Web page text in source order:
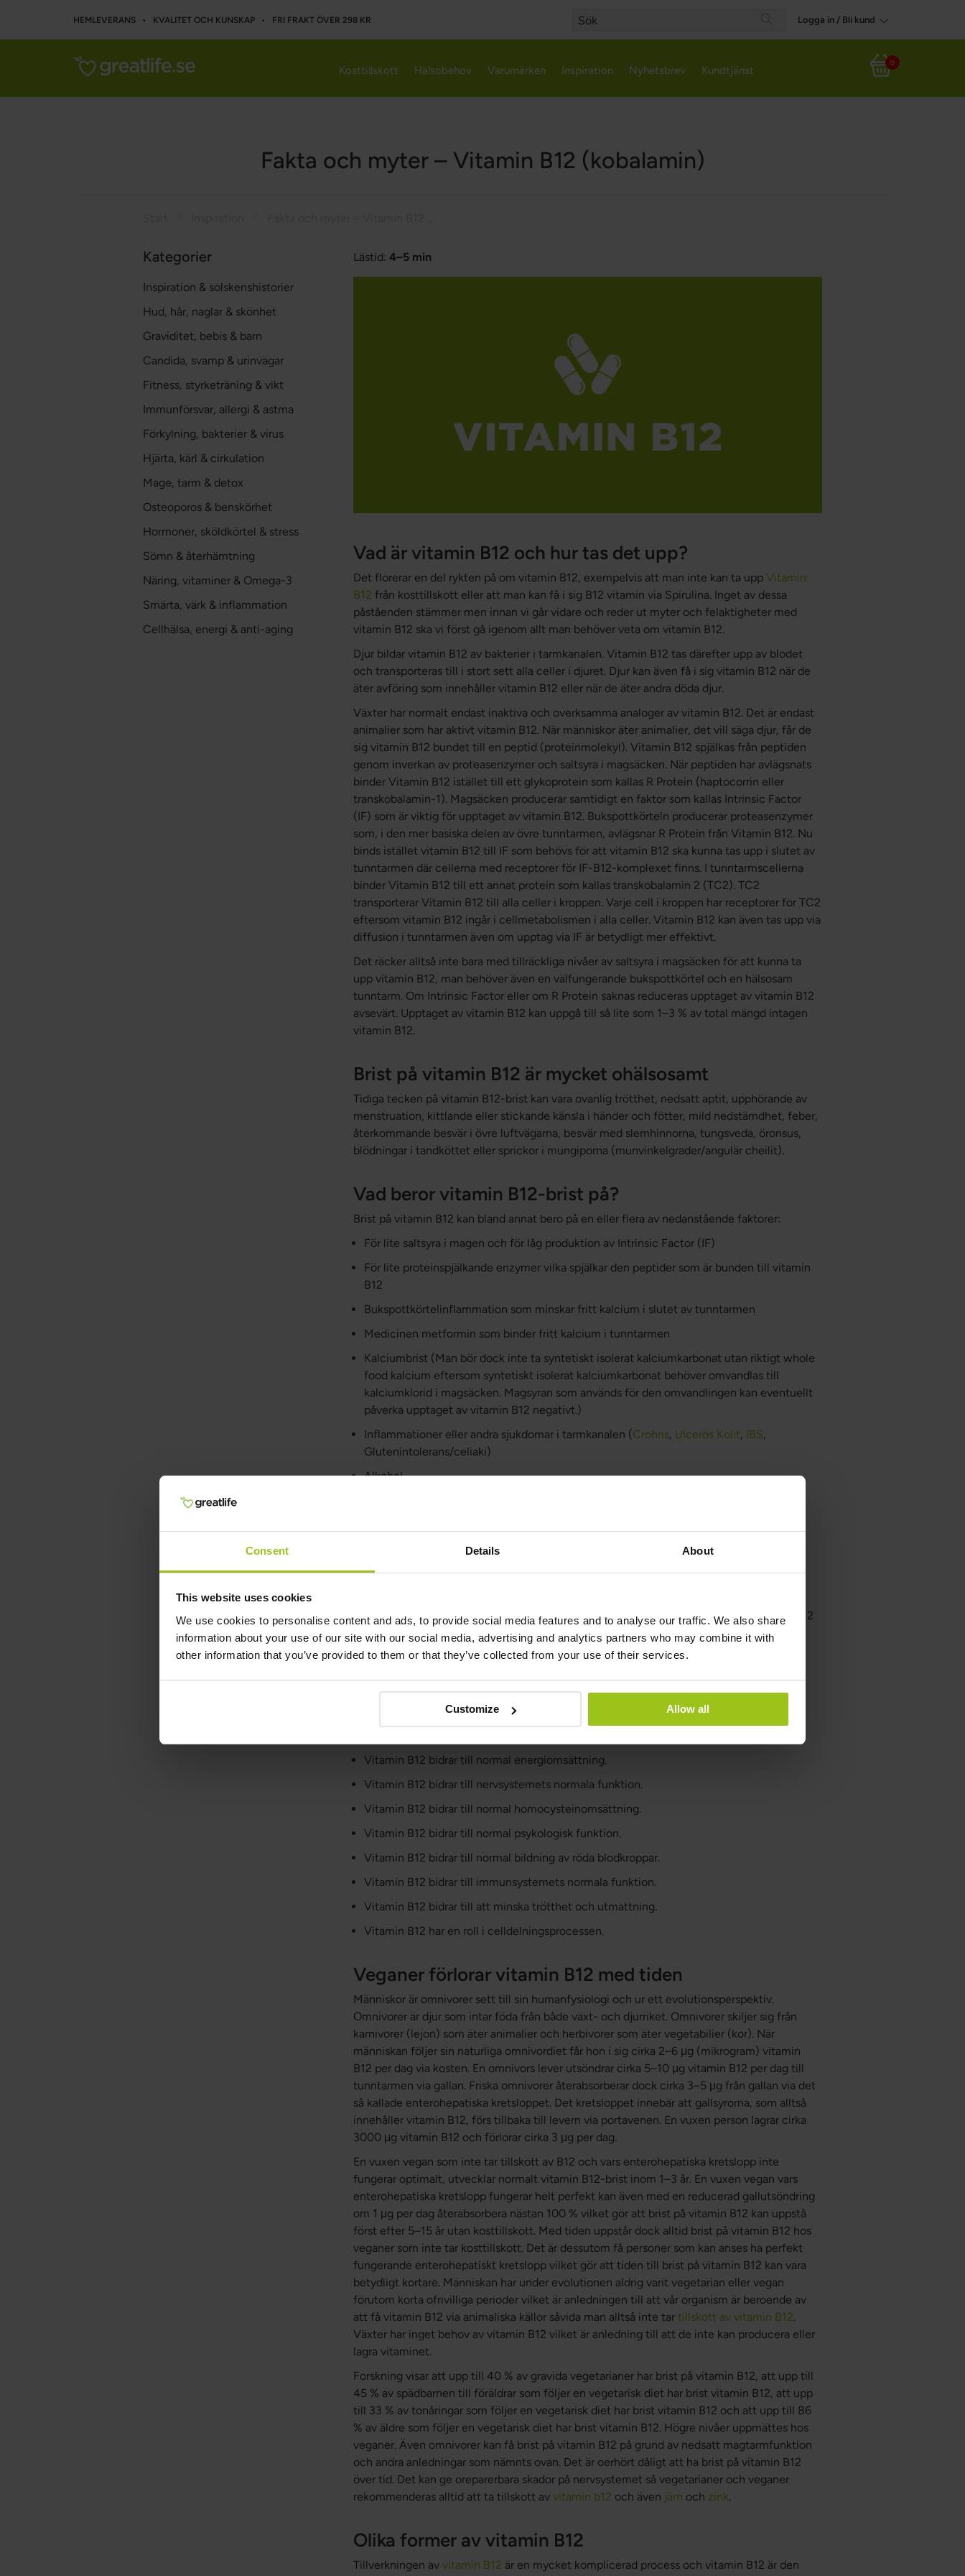
Consent Details About
This website uses cookies
We use cookies to personalise content and ads, to provide social media features and to analyse our traffic. We also share
information about your use of our site with our social media, advertising and analytics partners who may combine it with
other information that you’ve provided to them or that they’ve collected from your use of their services.
Customize Allow all
HEMLEVERANS • KVALITET OCH KUNSKAP • FRI FRAKT ÖVER 298 KR
Search
Logga in / Bli kund
Varukorg
0
Kosttillskott Hälsobehov Varumärken Inspiration Nyhetsbrev Kundtjänst
Fakta och myter – Vitamin B12 (kobalamin)
Lästid:4–5 min
Vad är vitamin B12 och hur tas det upp?
Det florerar en del rykten på om vitamin B12, exempelvis att man inte kan ta uppVitamin
B12 från kosttillskott eller att man kan få i sig B12 vitamin via Spirulina. Inget av dessa
påståenden stämmer men innan vi går vidare och reder ut myter och felaktigheter med
vitamin B12 ska vi först gå igenom allt man behöver veta om vitamin B12.
Djur bildar vitamin B12 av bakterier i tarmkanalen. Vitamin B12 tas därefter upp av blodet
och transporteras till i stort sett alla celler i djuret. Djur kan även få i sig vitamin B12 när de
äter avföring som innehåller vitamin B12 eller när de äter andra döda djur.
Växter har normalt endast inaktiva och overksamma analoger av vitamin B12. Det är endast
animalier som har aktivt vitamin B12. När människor äter animalier, det vill säga djur, får de
sig vitamin B12 bundet till en peptid (proteinmolekyl). Vitamin B12 spjälkas från peptiden
genom inverkan av proteasenzymer och saltsyra i magsäcken. När peptiden har avlägsnats
binder Vitamin B12 istället till ett glykoprotein som kallas R Protein (haptocorrin eller
transkobalamin-1). Magsäcken producerar samtidigt en faktor som kallas Intrinsic Factor
(IF) som är viktig för upptaget av vitamin B12. Bukspottkörteln producerar proteasenzymer
som, i den mer basiska delen av övre tunntarmen, avlägsnar R Protein från Vitamin B12. Nu
binds istället vitamin B12 till IF som behövs för att vitamin B12 ska kunna tas upp i slutet av
tunntarmen där cellerna med receptorer för IF-B12-komplexet finns. I tunntarmscellerna
binder Vitamin B12 till ett annat protein som kallas transkobalamin 2 (TC2). TC2
transporterar Vitamin B12 till alla celler i kroppen. Varje cell i kroppen har receptorer för TC2
eftersom vitamin B12 ingår i cellmetabolismen i alla celler. Vitamin B12 kan även tas upp via
diffusion i tunntarmen även om upptag via IF är betydligt mer effektivt.
Det räcker alltså inte bara med tillräckliga nivåer av saltsyra i magsäcken för att kunna ta
upp vitamin B12, man behöver även en välfungerande bukspottkörtel och en hälsosam
tunntarm. Om Intrinsic Factor eller om R Protein saknas reduceras upptaget av vitamin B12
avsevärt. Upptaget av vitamin B12 kan uppgå till så lite som 1–3 % av total mängd intagen
vitamin B12.
Brist på vitamin B12 är mycket ohälsosamt
Tidiga tecken på vitamin B12-brist kan vara ovanlig trötthet, nedsatt aptit, upphörande av
menstruation, kittlande eller stickande känsla i händer och fötter, mild nedstämdhet, feber,
återkommande besvär i övre luftvägarna, besvär med slemhinnorna, tungsveda, öronsus,
blödningar i tandköttet eller sprickor i mungiporna (munvinkelgrader/angulär cheilit).
Vad beror vitamin B12-brist på?
Brist på vitamin B12 kan bland annat bero på en eller flera av nedanstående faktorer:
För lite saltsyra i magen och för låg produktion av Intrinsic Factor (IF)
För lite proteinspjälkande enzymer vilka spjälkar den peptider som är bunden till vitamin
B12
Bukspottkörtelinflammation som minskar fritt kalcium i slutet av tunntarmen
Medicinen metformin som binder fritt kalcium i tunntarmen
Kalciumbrist (Man bör dock inte ta syntetiskt isolerat kalciumkarbonat utan riktigt whole
food kalcium eftersom syntetiskt isolerat kalciumkarbonat behöver omvandlas till
kalciumklorid i magsäcken. Magsyran som används för den omvandlingen kan eventuellt
påverka upptaget av vitamin B12 negativt.)
Inflammationer eller andra sjukdomar i tarmkanalen (Crohns, Ulcerös Kolit, IBS,
Glutenintolerans/celiaki)
Alkohol
Intag av livsmedel med pseudovitamin B12, det vill säga inaktiva analoger av vitamin B12
som finns i exempelvis spirulina och andra alger.
Varför är vitamin B12 viktigt för hälsan?
med livsmedelssäkerhet. De har, efter att ha studerat vitamin B12, kommit fram till att
Vitamin B12 bidrar till normal energiomsättning.
Vitamin B12 bidrar till nervsystemets normala funktion.
Vitamin B12 bidrar till normal homocysteinomsättning.
Vitamin B12 bidrar till normal psykologisk funktion.
Vitamin B12 bidrar till normal bildning av röda blodkroppar.
Vitamin B12 bidrar till immunsystemets normala funktion.
Vitamin B12 bidrar till att minska trötthet och utmattning.
Vitamin B12 har en roll i celldelningsprocessen.
Veganer förlorar vitamin B12 med tiden
Människor är omnivorer sett till sin humanfysiologi och ur ett evolutionsperspektiv.
Omnivorer är djur som intar föda från både växt- och djurriket. Omnivorer skiljer sig från
karnivorer (lejon) som äter animalier och herbivorer som äter vegetabilier (kor). När
människan följer sin naturliga omnivordiet får hon i sig cirka 2–6 μg (mikrogram) vitamin
B12 per dag via kosten. En omnivors lever utsöndrar cirka 5–10 μg vitamin B12 per dag till
tunntarmen via gallan. Friska omnivorer återabsorberar dock cirka 3–5 μg från gallan via det
så kallade enterohepatiska kretsloppet. Det kretsloppet innebär att gallsyrorna, som alltså
innehåller vitamin B12, förs tillbaka till levern via portavenen. En vuxen person lagrar cirka
3000 μg vitamin B12 och förlorar cirka 3 μg per dag.
En vuxen vegan som inte tar tillskott av B12 och vars enterohepatiska kretslopp inte
fungerar optimalt, utvecklar normalt vitamin B12-brist inom 1–3 år. En vuxen vegan vars
enterohepatiska kretslopp fungerar helt perfekt kan även med en reducerad gallutsöndring
om 1 μg per dag återabsorbera nästan 100 % vilket gör att brist på vitamin B12 kan uppstå
först efter 5–15 år utan kosttillskott. Med tiden uppstår dock alltid brist på vitamin B12 hos
veganer som inte tar kosttillskott. Det är dessutom få personer som kan anses ha perfekt
fungerande enterohepatiskt kretslopp vilket gör att tiden till brist på vitamin B12 kan vara
betydligt kortare. Människan har under evolutionen aldrig varit vegetarian eller vegan
förutom korta ofrivilliga perioder vilket är anledningen till att vår organism är beroende av
att få vitamin B12 via animaliska källor såvida man alltså inte tartillskott av vitamin B12.
Växter har inget behov av vitamin B12 vilket är anledning till att de inte kan producera eller
lagra vitaminet.
Forskning visar att upp till 40 % av gravida vegetarianer har brist på vitamin B12, att upp till
45 % av spädbarnen till föräldrar som följer en vegetarisk diet har brist vitamin B12, att upp
till 33 % av tonåringar som följer en vegetarisk diet har brist vitamin B12 och att upp till 86
% av äldre som följer en vegetarisk diet har brist vitamin B12. Högre nivåer uppmättes hos
veganer. Även omnivorer kan få brist på vitamin B12 på grund av nedsatt magtarmfunktion
och andra anledningar som nämnts ovan. Det är oerhört dåligt att ha brist på vitamin B12
över tid. Det kan ge oreparerbara skador på nervsystemet så vegetarianer och veganer
rekommenderas alltid att ta tillskott avvitamin b12 och även järn och zink.
Olika former av vitamin B12
Tillverkningen avvitamin B12 är en mycket komplicerad process och vitamin B12 är den
Kategorier
Inspiration & solskenshistorier
Hud, hår, naglar & skönhet
Graviditet, bebis & barn
Candida, svamp & urinvägar
Fitness, styrketräning & vikt
Immunförsvar, allergi & astma
Förkylning, bakterier & virus
Hjärta, kärl & cirkulation
Mage, tarm & detox
Osteoporos & benskörhet
Hormoner, sköldkörtel & stress
Sömn & återhämtning
Näring, vitaminer & Omega-3
Smärta, värk & inflammation
Cellhälsa, energi & anti-aging